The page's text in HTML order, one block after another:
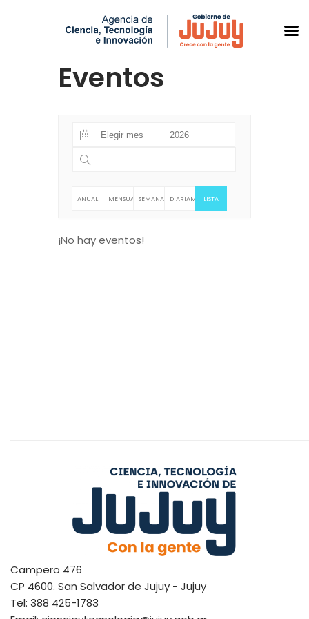
Eventos
ANUAL MENSUAL SEMANAL DIARIAMENTELISTA
¡No hay eventos!
Campero 476
CP 4600. San Salvador de Jujuy - Jujuy
Tel: 388 425-1783